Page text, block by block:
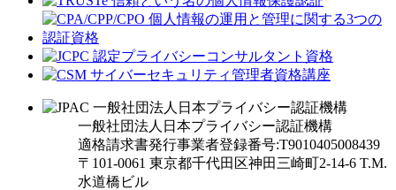
一般社団法人日本プライバシー認証機構
適格請求書発行事業者登録番号:T9010405008439
〒101-0061 東京都千代田区神田三崎町2-14-6 T.M.
水道橋ビル